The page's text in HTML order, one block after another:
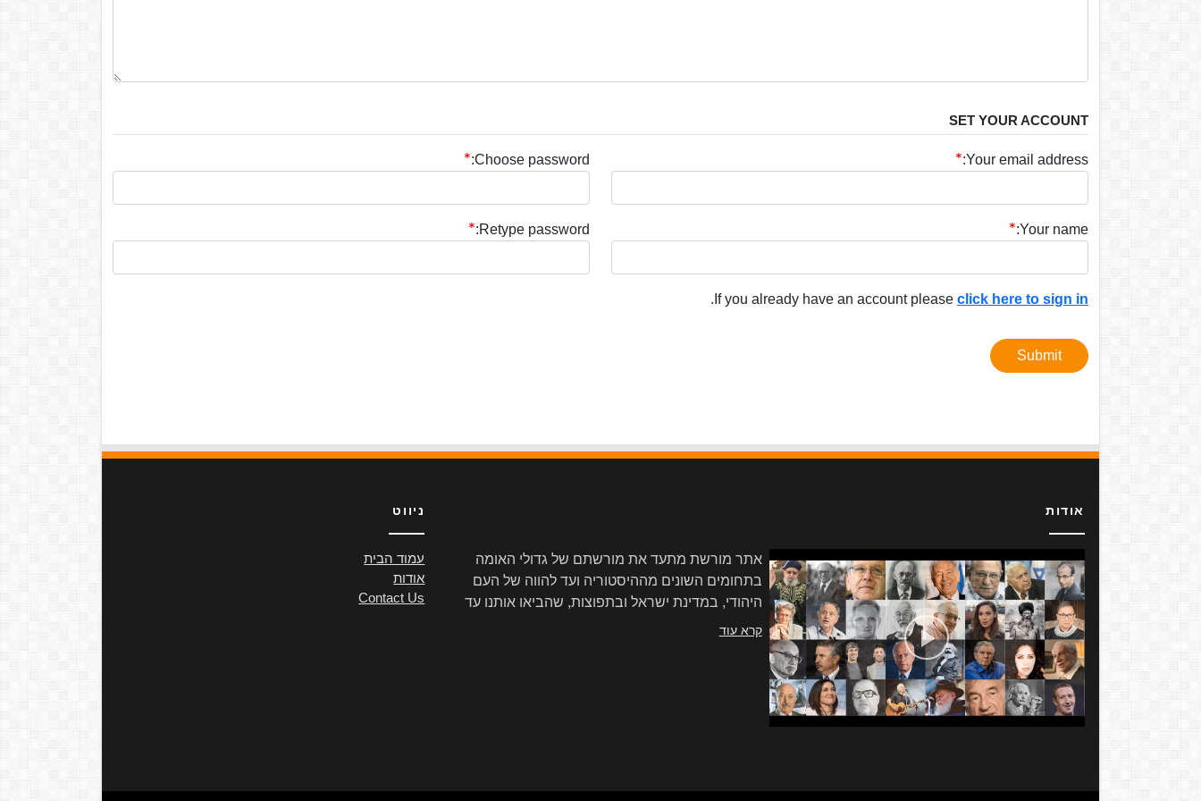
SET YOUR ACCOUNT
Your email address:
Your name:
Choose password:
Retype password:
If you already have an account please click here to sign in
.
Submit
אודות
אתר מורשת מתעד את מורשתם של גדולי האומה
בתחומים השונים מההיסטוריה ועד להווה של העם
היהודי, במדינת ישראל ובתפוצות, שהביאו אותנו עד
קרא עוד
ניווט
עמוד הבית
אודות
Contact Us